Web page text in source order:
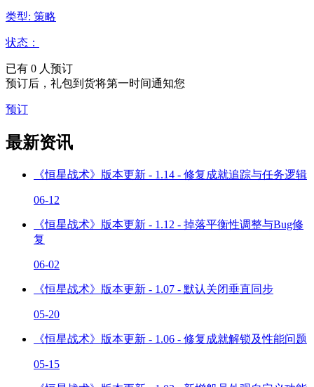
类型: 策略
状态：
已有 0 人预订
预订后，礼包到货将第一时间通知您
预订
最新资讯
《恒星战术》版本更新 - 1.14 - 修复成就追踪与任务逻辑
06-12
《恒星战术》版本更新 - 1.12 - 掉落平衡性调整与Bug修
复
06-02
《恒星战术》版本更新 - 1.07 - 默认关闭垂直同步
05-20
《恒星战术》版本更新 - 1.06 - 修复成就解锁及性能问题
05-15